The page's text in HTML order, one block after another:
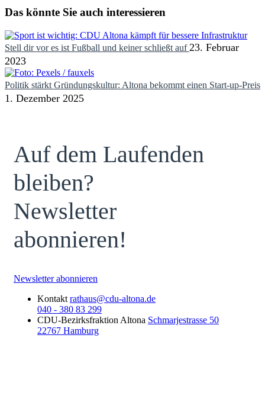
Das könnte Sie auch interessieren
Stell dir vor es ist Fußball und keiner schließt auf 23. Februar
2023
Politik stärkt Gründungskultur: Altona bekommt einen Start-up-Preis
1. Dezember 2025
Auf dem Laufenden
bleiben?
Newsletter
abonnieren!
Newsletter abonnieren
Kontakt rathaus@cdu-altona.de
040 - 380 83 299
CDU-Bezirksfraktion Altona Schmarjestrasse 50
22767 Hamburg